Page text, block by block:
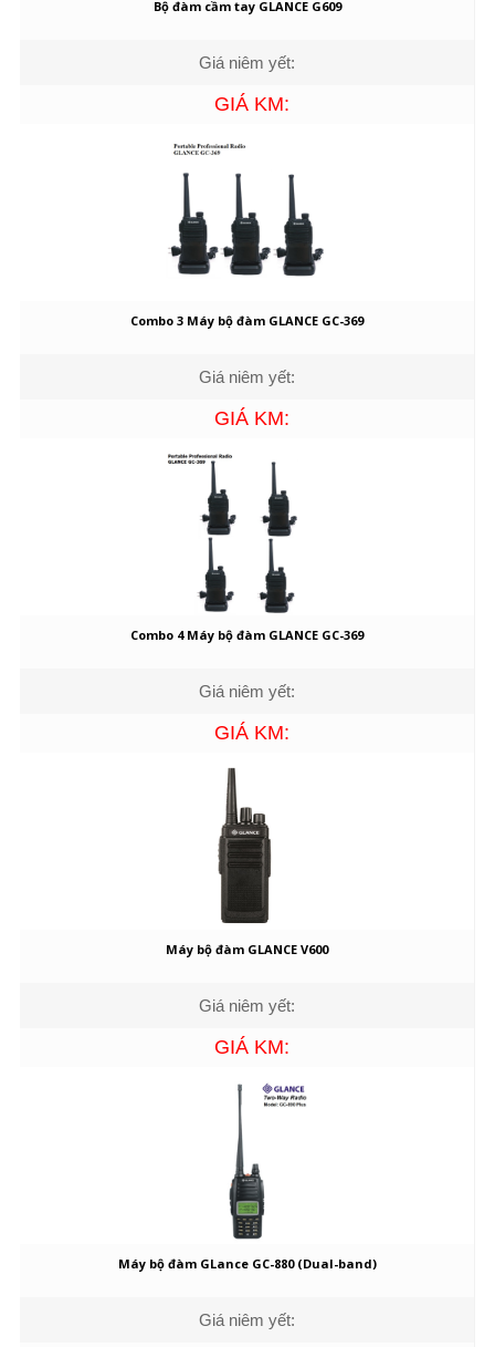
Bộ đàm cầm tay GLANCE G609
Giá niêm yết:
GIÁ KM:
Combo 3 Máy bộ đàm GLANCE GC-369
Giá niêm yết:
GIÁ KM:
Combo 4 Máy bộ đàm GLANCE GC-369
Giá niêm yết:
GIÁ KM:
Máy bộ đàm GLANCE V600
Giá niêm yết:
GIÁ KM:
Máy bộ đàm GLance GC-880 (Dual-band)
Giá niêm yết: